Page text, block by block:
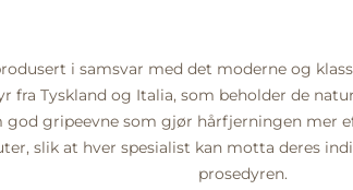
i samsvar med det moderne og
fra Tyskland og Italia, som beholder de
god gripeevne som gjør hårfjerningen mer
slik at hver spesialist kan motta deres
prosedyren.